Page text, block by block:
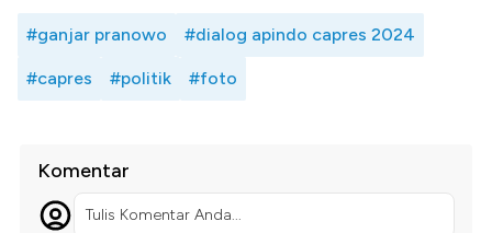
#ganjar pranowo #dialog apindo capres 2024
#capres #politik #foto
Komentar
Tulis Komentar Anda...